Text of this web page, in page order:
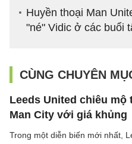
Huyền thoại Man
"né" Vidic ở các buổi
CÙNG CHUYÊN
Leeds United chiêu
Man City với giá khủng
Trong một diễn biến mới nhất,